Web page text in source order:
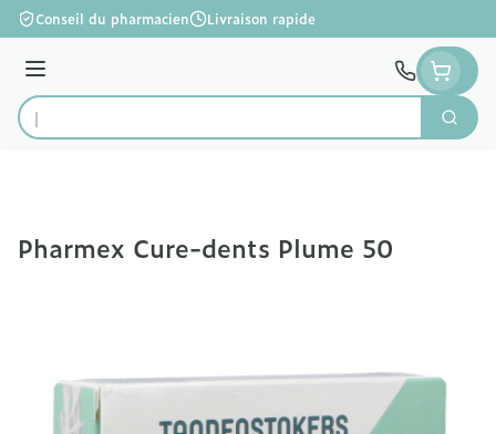
Aller au contenu
Conseil du pharmacien Livraison rapide
Menu
Rechercher
Pharmex Cure-dents Plume 50